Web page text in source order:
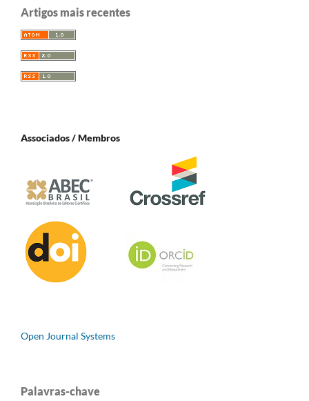
Artigos mais recentes
Associados / Membros
Open Journal Systems
Palavras-chave